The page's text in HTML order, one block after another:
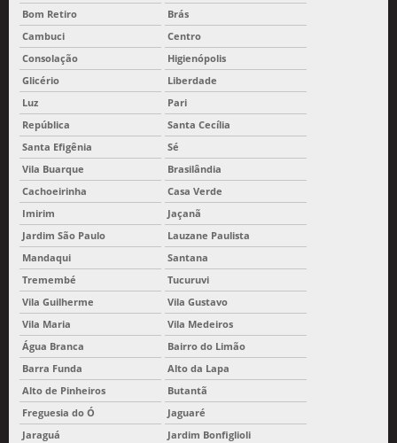
Bom Retiro
Brás
Cambuci
Centro
Consolação
Higienópolis
Glicério
Liberdade
Luz
Pari
República
Santa Cecília
Santa Efigênia
Sé
Vila Buarque
Brasilândia
Cachoeirinha
Casa Verde
Imirim
Jaçanã
Jardim São Paulo
Lauzane Paulista
Mandaqui
Santana
Tremembé
Tucuruvi
Vila Guilherme
Vila Gustavo
Vila Maria
Vila Medeiros
Água Branca
Bairro do Limão
Barra Funda
Alto da Lapa
Alto de Pinheiros
Butantã
Freguesia do Ó
Jaguaré
Jaraguá
Jardim Bonfiglioli